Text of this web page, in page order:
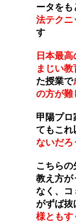
ータをも
法テクニ
す
日本最
まじい
た授業で
の方が難
甲陽プロ
てもこれ
ないだろ
こちら
教え方が
なく、コ
がずば抜
様ともす